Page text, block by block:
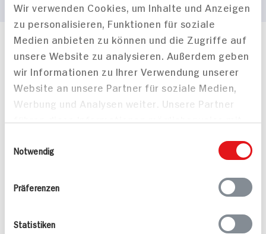
Wir verwenden Cookies, um Inhalte und Anzeigen
zu personalisieren, Funktionen für soziale
Medien anbieten zu können und die Zugriffe auf
unsere Website zu analysieren. Außerdem geben
wir Informationen zu Ihrer Verwendung unserer
Website an unsere Partner für soziale Medien,
Werbung und Analysen weiter. Unsere Partner
bereitgestellt haben oder die sie im Rahmen
Notwendig
Präferenzen
Statistiken
Mehr Informationen in unserem FAQ
kontakt
hit.de
Wir beantworten gerne Ihre Fragen
(0228) 42967 0
Folgen Sie uns auf TikTok
Angebote & Coupons
Rezepte